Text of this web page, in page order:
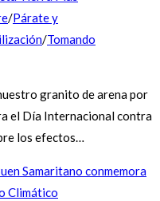
/Párate y
/Tomando
granito de arena por
el Día Internacional contra
los efectos…
Samaritano conmemora
Climático